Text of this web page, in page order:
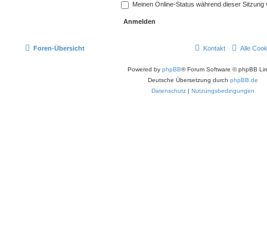
Meinen Online-Status während dieser Sitzung
Foren-Übersicht Alle
Kontakt
Powered by phpBB® Forum Software © phpBB
Deutsche Übersetzung durch phpBB.de
Datenschutz | Nutzungsbedingungen